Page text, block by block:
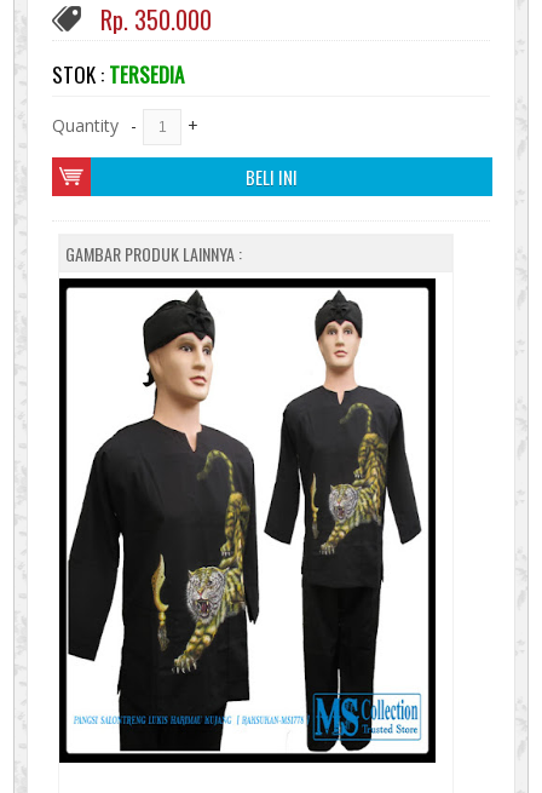
Rp. 350.000
STOK : TERSEDIA
Quantity - +
BELI INI
GAMBAR PRODUK LAINNYA :